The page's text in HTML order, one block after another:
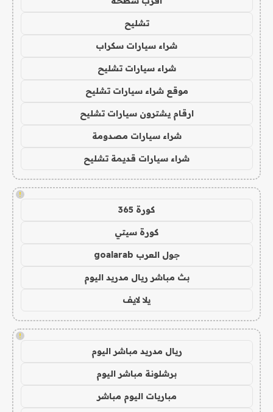
تشليح
شراء سيارات سكراب
شراء سيارات تشليح
موقع شراء سيارات تشليح
ارقام يشترون سيارات تشليح
شراء سيارات مصدومة
شراء سيارات قديمة تشليح
!
كورة 365
كورة سيتي
جول العرب goalarab
بث مباشر ريال مدريد اليوم
يلا لايف
!
ريال مدريد مباشر اليوم
برشلونة مباشر اليوم
مباريات اليوم مباشر